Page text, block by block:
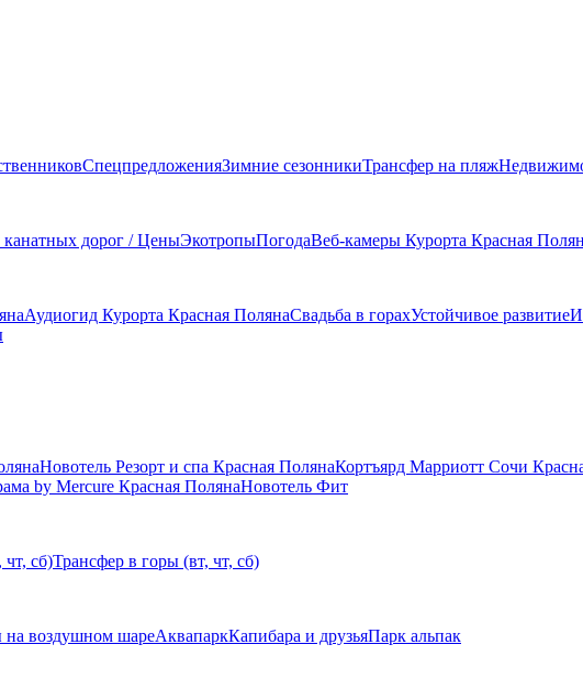
СпецпредложенияЗимние сезонникиТрансфер на пляж
канатных дорог / ЦеныЭкотропыПогодаВеб-камеры Курорта Красная
Аудиогид Курорта Красная ПолянаСвадьба в горахУстойчивое развитие
Новотель Резорт и спа Красная ПолянаКортъярд Марриотт Сочи
by Mercure Красная ПолянаНовотель Фит
чт, сб)Трансфер в горы (вт, чт, сб)
на воздушном шареАквапаркКапибара и друзьяПарк альпак